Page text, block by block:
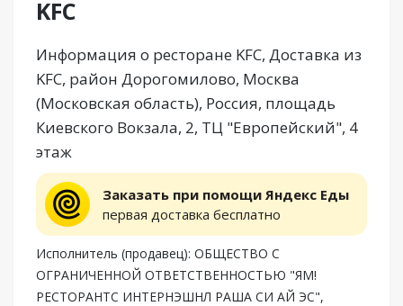
KFC
Информация о ресторане KFC, Доставка из
KFC, район Дорогомилово, Москва
(Московская область), Россия, площадь
Киевского Вокзала, 2, ТЦ "Европейский", 4
этаж
Заказать при помощи Яндекс Еды
первая доставка бесплатно
Исполнитель (продавец): ОБЩЕСТВО С
ОГРАНИЧЕННОЙ ОТВЕТСТВЕННОСТЬЮ "ЯМ!
РЕСТОРАНТС ИНТЕРНЭШНЛ РАША СИ АЙ ЭС",